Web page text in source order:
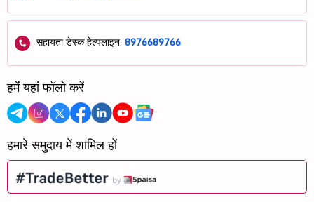
सहायता डेस्क हेल्पलाइन: 8976689766
हमें यहां फॉलो करें
हमारे समुदाय में शामिल हों